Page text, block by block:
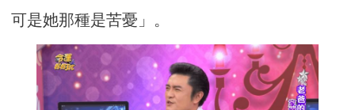
可是她那種是苦憂」。